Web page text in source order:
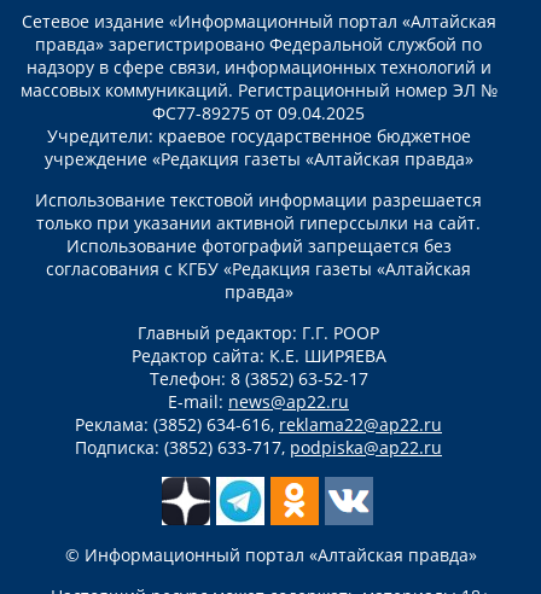
Сетевое издание «Информационный портал «Алтайская
правда» зарегистрировано Федеральной службой по
надзору в сфере связи, информационных технологий и
массовых коммуникаций. Регистрационный номер ЭЛ №
ФС77-89275 от 09.04.2025
Учредители: краевое государственное бюджетное
учреждение «Редакция газеты «Алтайская правда»
Использование текстовой информации разрешается
только при указании активной гиперссылки на сайт.
Использование фотографий запрещается без
согласования с КГБУ «Редакция газеты «Алтайская
правда»
Главный редактор: Г.Г. РООР
Редактор сайта: К.Е. ШИРЯЕВА
Телефон: 8 (3852) 63-52-17
E-mail: news@ap22.ru
Реклама: (3852) 634-616, reklama22@ap22.ru
Подписка: (3852) 633-717, podpiska@ap22.ru
© Информационный портал «Алтайская правда»